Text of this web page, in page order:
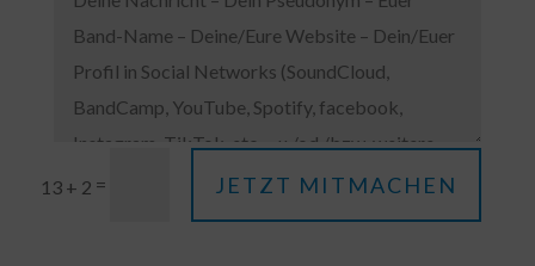
13 + 2 = JETZT MITMACHEN